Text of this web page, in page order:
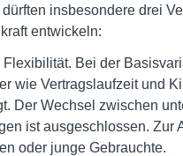
dürften insbesondere drei
entwickeln:
Flexibilität. Bei der
wie Vertragslaufzeit und
Der Wechsel zwischen
ist ausgeschlossen. Zur
oder junge Gebrauchte.